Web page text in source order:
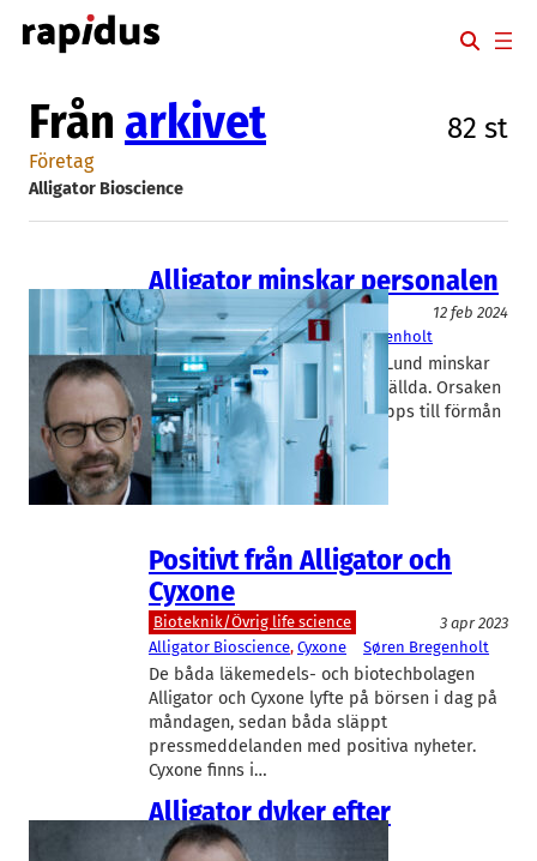
Hoppa
till
Från arkivet 82 st
Företag
Alligator Bioscience
Alligator minskar personalen
Läkemedel
12 feb 2024
Alligator Bioscience
Søren Bregenholt
Läkemedelsbolaget Alligator i Lund minskar
personalen med uppåt 14 anställda. Orsaken
är att en rad tidiga projekt släpps till förmån
för en helhjärtad satsning på…
Positivt från Alligator och
Cyxone
Bioteknik/Övrig life science
3 apr 2023
Alligator Bioscience, Cyxone Søren Bregenholt
De båda läkemedels- och biotechbolagen
Alligator och Cyxone lyfte på börsen i dag på
måndagen, sedan båda släppt
pressmeddelanden med positiva nyheter.
Cyxone finns i…
Alligator dyker efter
emissionsbesked